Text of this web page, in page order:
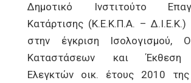
Δημοτικό Ινστιτούτο
Κατάρτισης (Κ.Ε.Κ.Π.Α. –
στην έγκριση Ισολογισμού,
Καταστάσεων και
Ελεγκτών οικ. έτους 2010 της